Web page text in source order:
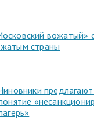
вожатый»
страны
предлагают